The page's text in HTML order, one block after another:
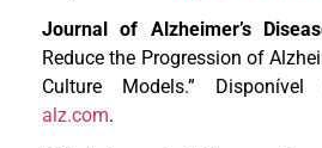
Journal of Alzheimer’s
Reduce the Progression of
Culture Models.”
alz.com.